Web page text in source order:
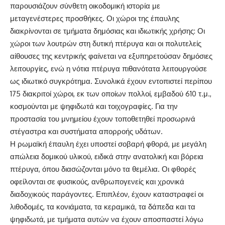
παρουσιάζουν σύνθετη οικοδομική ιστορία με
μεταγενέστερες προσθήκες. Οι χώροι της έπαυλης
διακρίνονται σε τμήματα δημόσιας και ιδιωτικής χρήσης: Οι
χώροι των λουτρών στη δυτική πτέρυγα και οι πολυτελείς
αίθουσες της κεντρικής φαίνεται να εξυπηρετούσαν δημόσιες
λειτουργίες, ενώ η νότια πτέρυγα πιθανότατα λειτουργούσε
ως ιδιωτικό συγκρότημα. Συνολικά έχουν εντοπιστεί περίπου
175 διακριτοί χώροι, εκ των οποίων πολλοί, εμβαδού 610 τ.μ.,
κοσμούνται με ψηφιδωτά και τοιχογραφίες. Για την
προστασία του μνημείου έχουν τοποθετηθεί προσωρινά
στέγαστρα και συστήματα απορροής υδάτων.
Η ρωμαϊκή έπαυλη έχει υποστεί σοβαρή φθορά, με μεγάλη
απώλεια δομικού υλικού, ειδικά στην ανατολική και βόρεια
πτέρυγα, όπου διασώζονται μόνο τα θεμέλια. Οι φθορές
οφείλονται σε φυσικούς, ανθρωπογενείς και χρονικά
διαδοχικούς παράγοντες. Επιπλέον, έχουν καταστραφεί οι
λιθοδομές, τα κονιάματα, τα κεραμικά, τα δάπεδα και τα
ψηφιδωτά, με τμήματα αυτών να έχουν αποσπαστεί λόγω